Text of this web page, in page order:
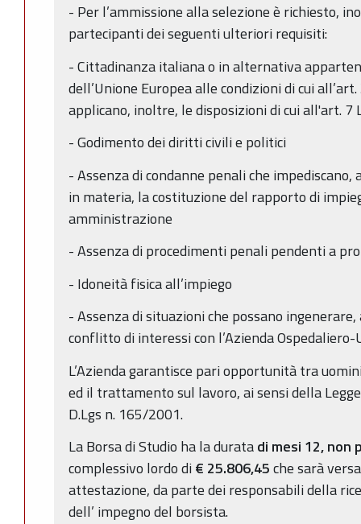
- Per l’ammissione alla selezione è richiesto,
partecipanti dei seguenti ulteriori requisiti:
- Cittadinanza italiana o in alternativa
dell’Unione Europea alle condizioni di cui
applicano, inoltre, le disposizioni di cui all'art. 7
- Godimento dei diritti civili e politici
- Assenza di condanne penali che
in materia, la costituzione del rapporto di
amministrazione
- Assenza di procedimenti penali pendenti a
- Idoneità fisica all’impiego
- Assenza di situazioni che possano
conflitto di interessi con l’Azienda
L’Azienda garantisce pari opportunità tra
ed il trattamento sul lavoro, ai sensi della
D.Lgs n. 165/2001.
La Borsa di Studio ha la duratadi mesi 12, non
complessivo lordo di€ 25.806,45che sarà
attestazione, da parte dei responsabili della
dell’ impegno del borsista.